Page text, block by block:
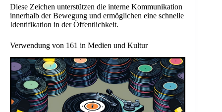
Diese Zeichen unterstützen die interne Kommunikation
innerhalb der Bewegung und ermöglichen eine schnelle
Identifikation in der Öffentlichkeit.
Verwendung von 161 in Medien und Kultur